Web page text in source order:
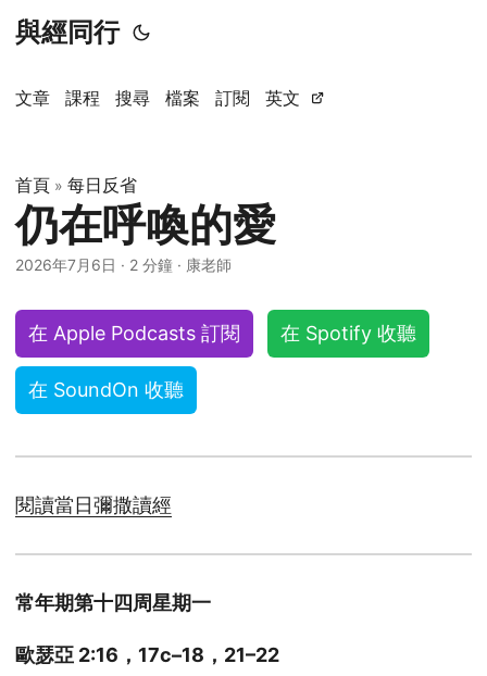
與經同行
文章 課程 搜尋 檔案 訂閱 英文
首頁 » 每日反省
仍在呼喚的愛
2026年7月6日 · 2 分鐘 · 康老師
在 Apple Podcasts 訂閱 在 Spotify 收聽
在 SoundOn 收聽
閱讀當日彌撒讀經
常年期第十四周星期一
歐瑟亞 2:16，17c–18，21–22